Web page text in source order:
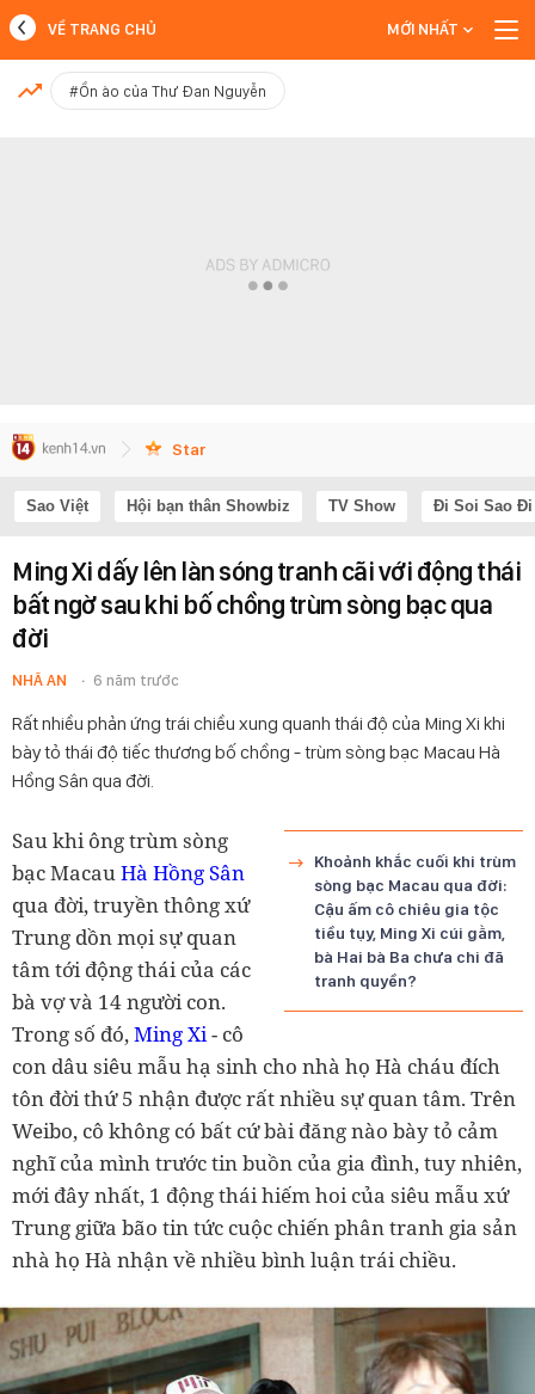
MỚI NHẤT
VỀ TRANG CHỦ MỚI NHẤT
#Ồn ào của Thư Đan Nguyễn
Star
Sao Việt Hội bạn thân Showbiz TV Show Đi Soi Sao Đi
Ming Xi dấy lên làn sóng tranh cãi với động thái
bất ngờ sau khi bố chồng trùm sòng bạc qua
đời
NHÃ AN 6 năm trước
Rất nhiều phản ứng trái chiều xung quanh thái độ của Ming Xi khi
bày tỏ thái độ tiếc thương bố chồng - trùm sòng bạc Macau Hà
Hồng Sân qua đời.
Khoảnh khắc cuối khi trùm
sòng bạc Macau qua đời:
Cậu ấm cô chiêu gia tộc
tiều tụy, Ming Xi cúi gằm,
bà Hai bà Ba chưa chi đã
tranh quyền?
Sau khi ông trùm sòng
bạc MacauHà Hồng Sân
qua đời, truyền thông xứ
Trung dồn mọi sự quan
tâm tới động thái của các
bà vợ và 14 người con.
Trong số đó,Ming Xi- cô
con dâu siêu mẫu hạ sinh cho nhà họ Hà cháu đích
tôn đời thứ 5 nhận được rất nhiều sự quan tâm. Trên
Weibo, cô không có bất cứ bài đăng nào bày tỏ cảm
nghĩ của mình trước tin buồn của gia đình, tuy nhiên,
mới đây nhất, 1 động thái hiếm hoi của siêu mẫu xứ
Trung giữa bão tin tức cuộc chiến phân tranh gia sản
nhà họ Hà nhận về nhiều bình luận trái chiều.